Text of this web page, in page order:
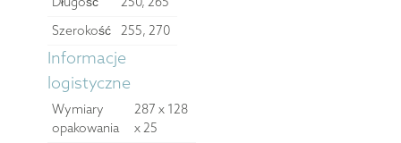
Szerokość
255, 270
Informacje
logistyczne
Wymiary
opakowania
287 x 128
x 25